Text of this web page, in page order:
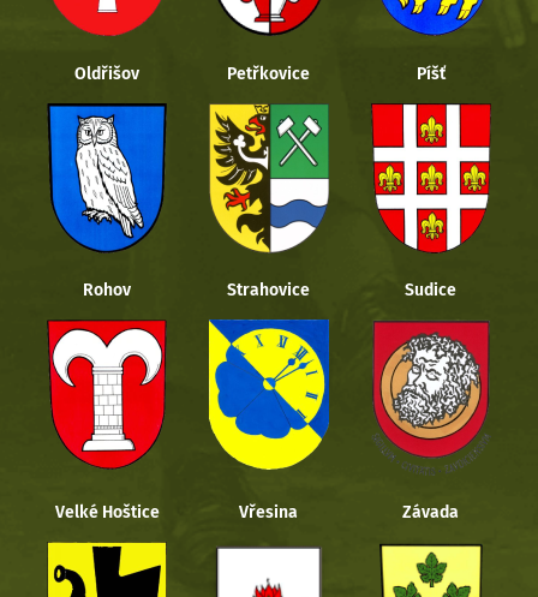
Oldřišov Petřkovice Píšť
Rohov Strahovice Sudice
Velké Hoštice Vřesina Závada